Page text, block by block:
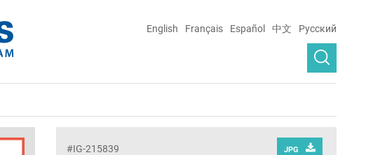
English Français Español 中文 Русский
#IG-215839 JPG